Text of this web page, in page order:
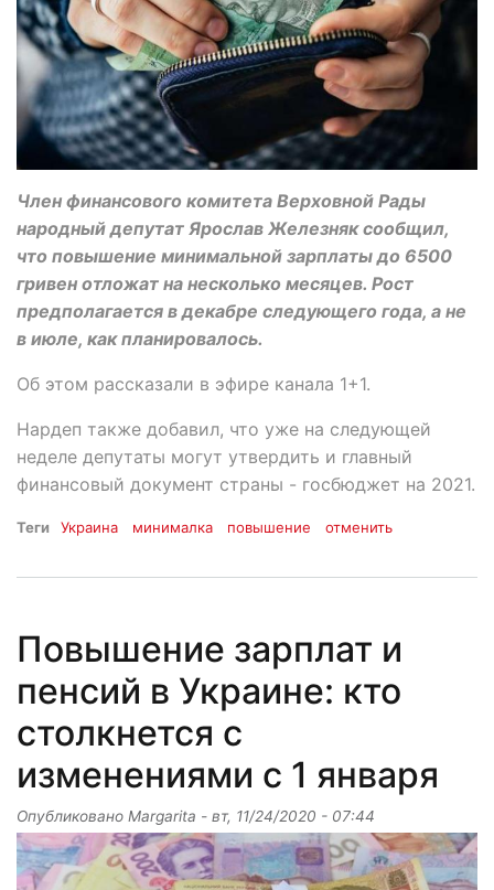
Член финансового комитета Верховной Рады
народный депутат Ярослав Железняк сообщил,
что повышение минимальной зарплаты до 6500
гривен отложат на несколько месяцев. Рост
предполагается в декабре следующего года, а не
в июле, как планировалось.
Об этом рассказали в эфире канала 1+1.
Нардеп также добавил, что уже на следующей
неделе депутаты могут утвердить и главный
финансовый документ страны - госбюджет на 2021.
Теги Украина минималка повышение отменить
Повышение зарплат и
пенсий в Украине: кто
столкнется с
изменениями с 1 января
Опубликовано Margarita - вт, 11/24/2020 - 07:44